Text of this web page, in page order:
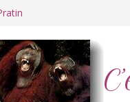
des mondes » ou «
des féministes
cracheurs dans la